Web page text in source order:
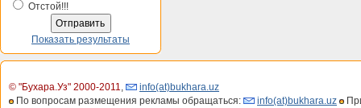
Отстой!!!
Показать результаты
© "Бухара.Уз" 2000-2011,
info(at)bukhara.uz
По вопросам размещения рекламы обращаться:
info(at)bukhara.uz